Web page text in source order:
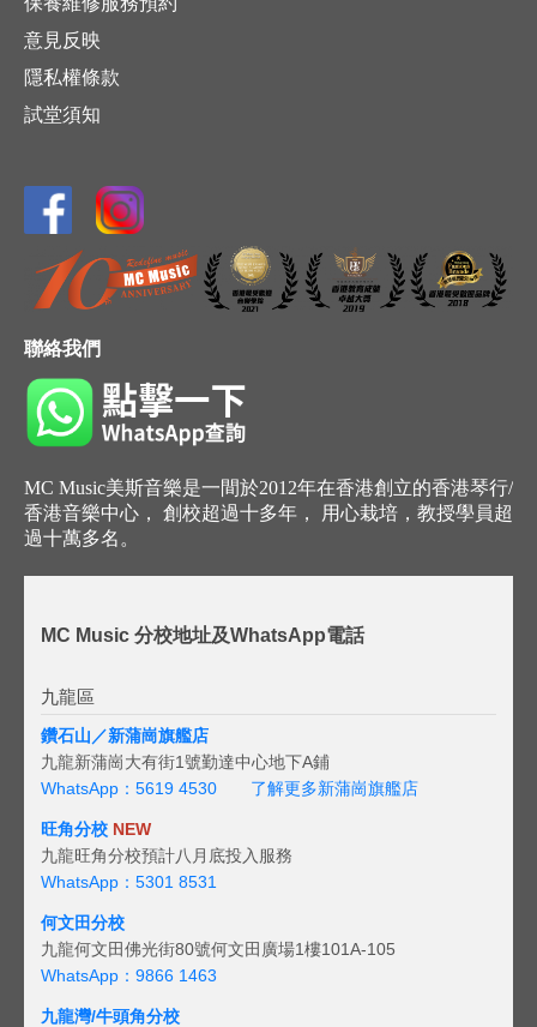
意見反映
隱私權條款
試堂須知
聯絡我們
MC Music美斯音樂是一間於2012年在香港創立的香港琴行/
香港音樂中心， 創校超過十多年， 用心栽培，教授學員超
過十萬多名。
MC Music 分校地址及WhatsApp電話
九龍區
鑽石山／新蒲崗旗艦店
九龍新蒲崗大有街1號勤達中心地下A鋪
WhatsApp：5619 4530
了解更多新蒲崗旗艦店
旺角分校 NEW
九龍旺角分校預計八月底投入服務
WhatsApp：5301 8531
何文田分校
九龍何文田佛光街80號何文田廣場1樓101A-105
WhatsApp：9866 1463
九龍灣/牛頭角分校